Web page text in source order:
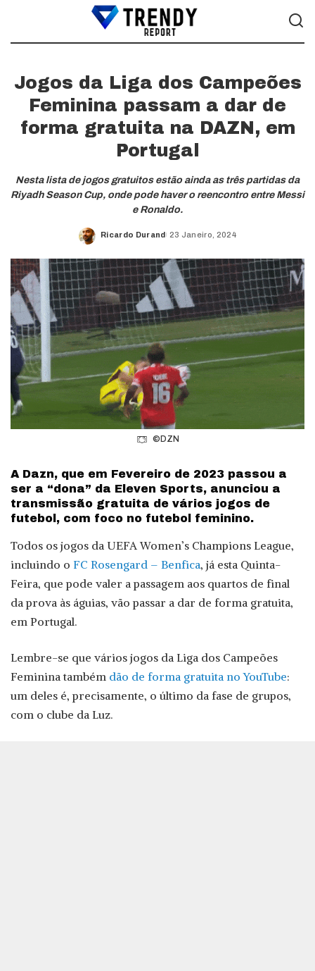
Jogos da Liga dos Campeões
Feminina passam a dar de
forma gratuita na DAZN, em
Portugal
Nesta lista de jogos gratuitos estão ainda as três partidas da
Riyadh Season Cup, onde pode haver o reencontro entre Messi
e Ronaldo.
Posted
Ricardo Durand 23 Janeiro, 2024
©DZN
A Dazn, que em Fevereiro de 2023 passou a
ser a “dona” da Eleven Sports, anunciou a
transmissão gratuita de vários jogos de
futebol, com foco no futebol feminino.
Todos os jogos da UEFA Women’s Champions League,
incluindo o FC Rosengard – Benfica, já esta Quinta-
Feira, que pode valer a passagem aos quartos de final
da prova às águias, vão passar a dar de forma gratuita,
em Portugal.
Lembre-se que vários jogos da Liga dos Campeões
Feminina também dão de forma gratuita no YouTube:
um deles é, precisamente, o último da fase de grupos,
com o clube da Luz.